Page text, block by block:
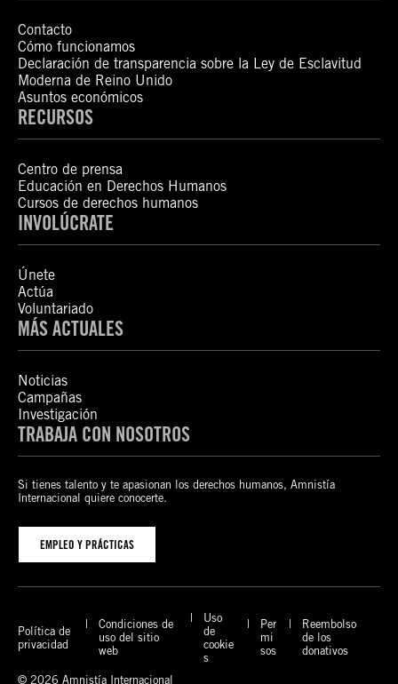
Contacto
Cómo funcionamos
Declaración de transparencia sobre la Ley de Esclavitud
Moderna de Reino Unido
Asuntos económicos
RECURSOS
Centro de prensa
Educación en Derechos Humanos
Cursos de derechos humanos
INVOLÚCRATE
Únete
Actúa
Voluntariado
MÁS ACTUALES
Noticias
Campañas
Investigación
TRABAJA CON NOSOTROS
Si tienes talento y te apasionan los derechos humanos, Amnistía
Internacional quiere conocerte.
EMPLEO Y PRÁCTICAS
Política de
privacidad
Condiciones de
uso del sitio
web
Uso
de
cookie
s
Per
mi
sos
Reembolso
de los
donativos
© 2026 Amnistía Internacional